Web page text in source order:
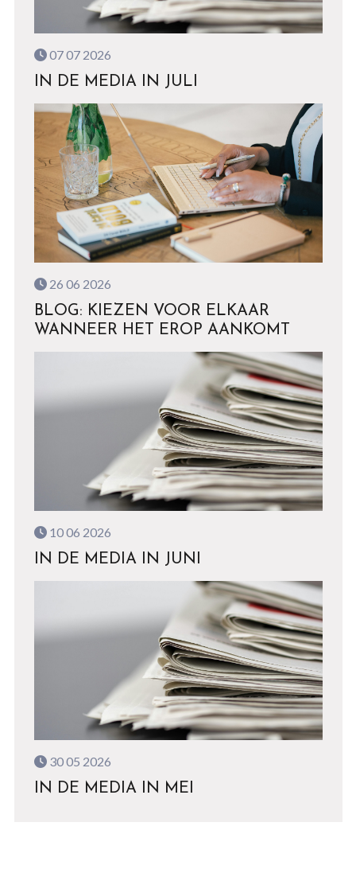
07 07 2026
IN DE MEDIA IN JULI
26 06 2026
BLOG: KIEZEN VOOR ELKAAR
WANNEER HET EROP AANKOMT
10 06 2026
IN DE MEDIA IN JUNI
30 05 2026
IN DE MEDIA IN MEI